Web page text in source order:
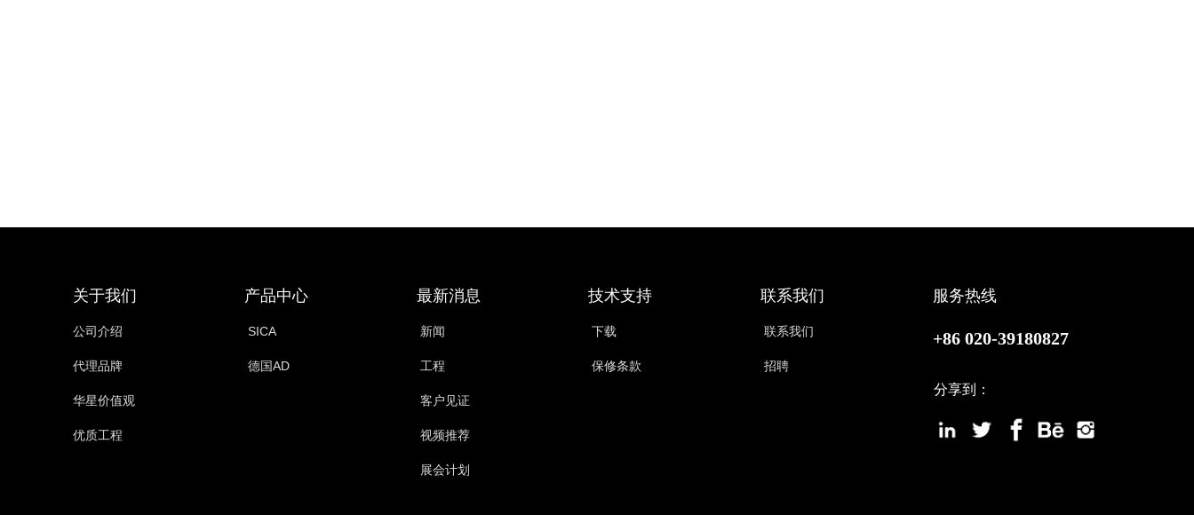
关于我们 联系我们
最新消息 技术支持
产品中心
+86 020-39180827
服务热线
公司介绍
代理品牌
华星价值观
优质工程
SICA
德国AD
下载
保修条款
分享到：
联系我们
招聘
新闻
工程
客户见证
视频推荐
展会计划